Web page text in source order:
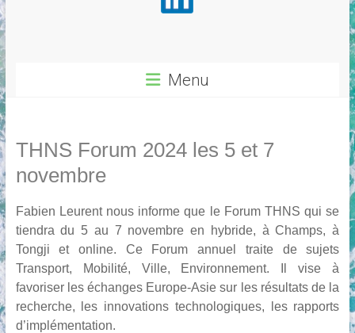
Transports
Menu
THNS Forum 2024 les 5 et 7
novembre
Fabien Leurent nous informe que le Forum THNS qui se
tiendra du 5 au 7 novembre en hybride, à Champs, à
Tongji et online. Ce Forum annuel traite de sujets
Transport, Mobilité, Ville, Environnement. Il vise à
favoriser les échanges Europe-Asie sur les résultats de la
recherche, les innovations technologiques, les rapports
d’implémentation.